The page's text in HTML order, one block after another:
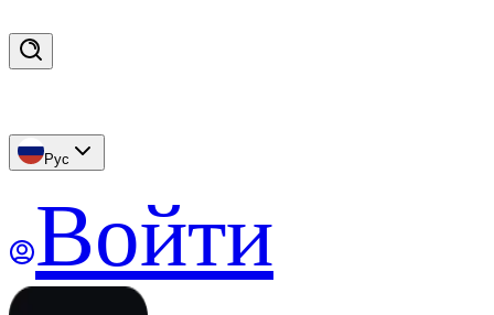
Рус
Войти